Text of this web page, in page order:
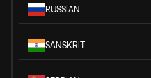
RUSSIAN
SANSKRIT